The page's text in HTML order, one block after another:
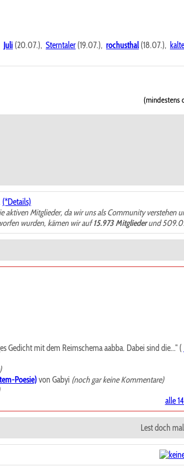
Juli (20.07.), Sterntaler (19.07.), rochusthal (18.07.),
(mindestens
(*Details)
aktiven Mitglieder, da wir uns als Community
wurden, kämen wir auf15.973 Mitgliederund
Gedicht mit dem Reimschema aabba. Dabei sind die..." (
Poesie)von Gabyi (noch gar keine Kommentare)
alle
Lest doch mal